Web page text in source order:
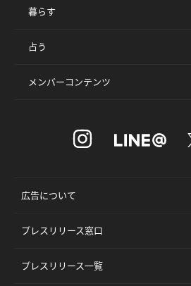
暮らす
占う
メンバーコンテンツ
広告について
プレスリリース窓口
プレスリリース一覧